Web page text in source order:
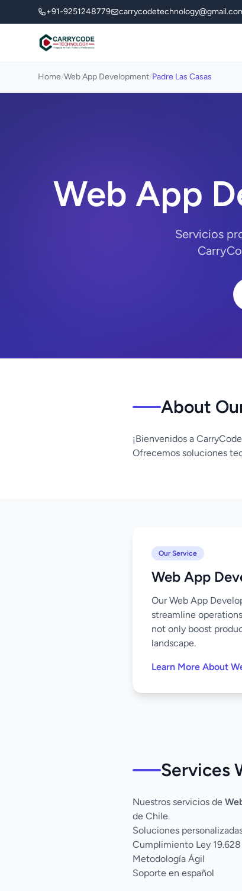
+91-9251248779
Home/Web App Development/Padre Las Casas
Web App
Servicios
About
¡Bienvenidos a
Ofrecemos soluciones
Our Service
Web App
Our Web App
streamline
not only boost
landscape.
Learn More About
Services
Nuestros servicios de
de Chile.
Soluciones
Cumplimiento Ley 19.628
Metodología Ágil
Soporte en español